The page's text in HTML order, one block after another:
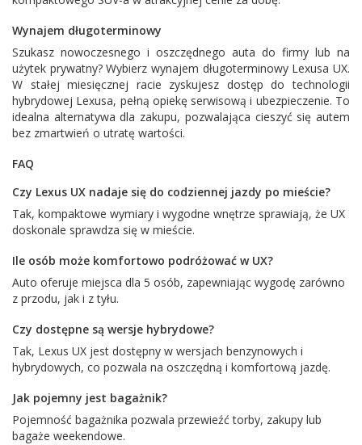
Wynajem długoterminowy
Szukasz nowoczesnego i oszczędnego auta do firmy lub na
użytek prywatny? Wybierz wynajem długoterminowy Lexusa UX.
W stałej miesięcznej racie zyskujesz dostęp do technologii
hybrydowej Lexusa, pełną opiekę serwisową i ubezpieczenie. To
idealna alternatywa dla zakupu, pozwalająca cieszyć się autem
bez zmartwień o utratę wartości.
FAQ
Czy Lexus UX nadaje się do codziennej jazdy po mieście?
Tak, kompaktowe wymiary i wygodne wnętrze sprawiają, że UX
doskonale sprawdza się w mieście.
Ile osób może komfortowo podróżować w UX?
Auto oferuje miejsca dla 5 osób, zapewniając wygodę zarówno
z przodu, jak i z tyłu.
Czy dostępne są wersje hybrydowe?
Tak, Lexus UX jest dostępny w wersjach benzynowych i
hybrydowych, co pozwala na oszczędną i komfortową jazdę.
Jak pojemny jest bagażnik?
Pojemność bagażnika pozwala przewieźć torby, zakupy lub
bagaże weekendowe.